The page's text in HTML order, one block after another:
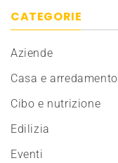
CATEGORIE
Aziende
Casa e arredamento
Cibo e nutrizione
Edilizia
Eventi